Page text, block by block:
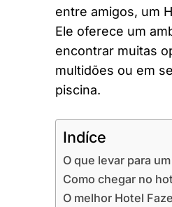
entre amigos, um
Ele oferece um
encontrar muitas
multidões ou em
piscina.
Indíce
O que levar para
Como chegar no
O melhor Hotel